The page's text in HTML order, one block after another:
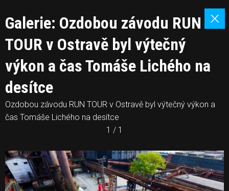
Galerie: Ozdobou závodu RUN
TOUR v Ostravě byl výtečný
výkon a čas Tomáše Lichého na
desítce
Ozdobou závodu RUN TOUR v Ostravě byl výtečný výkon a
čas Tomáše Lichého na desítce
1 / 1